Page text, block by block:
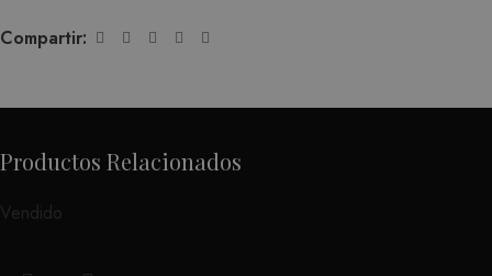
Compartir:
Productos Relacionados
Vendido